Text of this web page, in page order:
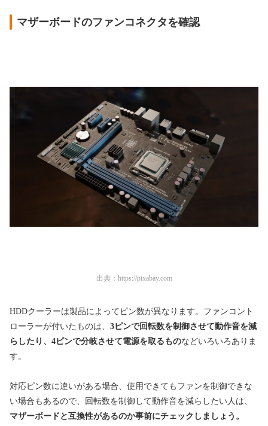
マザーボードのファンコネクタを確認
出典： https://pixabay.com
HDDクーラーは製品によってピン数が異なります。ファンコント
ローラーが付いたものは、 3ピンで回転数を制御させて動作音を減
らしたり、4ピンで分岐させて電源を取るものなどいろいろありま
す。
対応ピン数に違いがある場合、使用できてもファンを制御できな
い場合もあるので、回転数を制御して動作音を減らしたい人は、
マザーボードと互換性があるのか事前にチェックしましょう。